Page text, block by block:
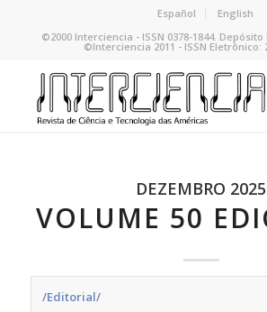
Español
English
©2000 Interciencia - ISSN 0378-1844. Depósito
©Interciencia 2011 - ISSN Eletrônico:
DEZEMBRO 2025
VOLUME 50
/Editorial/